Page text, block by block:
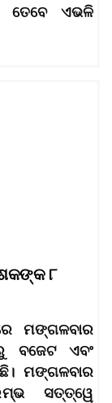
ତେବେ ଏଭଳି
୮
ମଙ୍ଗଳବାର
ବଜେଟ ଏବଂ
ମଙ୍ଗଳବାର
ସତ୍ତ୍ୱେ